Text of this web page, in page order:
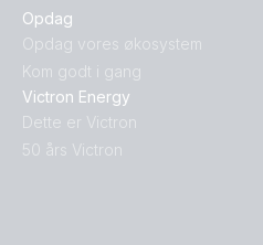
Opdag
Opdag vores økosystem
Kom godt i gang
Victron Energy
Dette er Victron
50 års Victron